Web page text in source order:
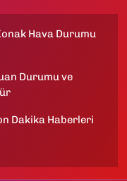
Hava Durumu
Durumu ve
Dakika Haberleri